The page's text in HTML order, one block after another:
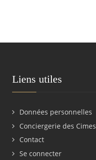
Liens utiles
Données personnelles
Conciergerie des Cimes
Contact
Se connecter